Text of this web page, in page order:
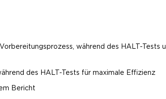
während des HALT-Tests
des HALT-Tests für maximale Effizienz
Bericht